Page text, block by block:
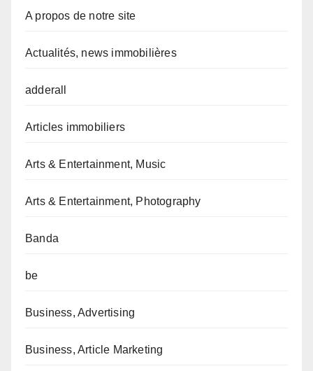
A propos de notre site
Actualités, news immobilières
adderall
Articles immobiliers
Arts & Entertainment, Music
Arts & Entertainment, Photography
Banda
be
Business, Advertising
Business, Article Marketing